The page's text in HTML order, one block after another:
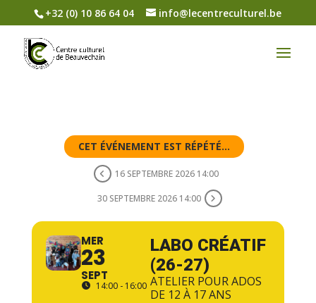
+32 (0) 10 86 64 04 info@lecentreculturel.be
CET ÉVÉNEMENT EST RÉPÉTÉ...
16 SEPTEMBRE 2026 14:00
30 SEPTEMBRE 2026 14:00
MER
23
SEPT
14:00 - 16:00
LABO CRÉATIF
(26-27)
ATELIER POUR ADOS
DE 12 À 17 ANS